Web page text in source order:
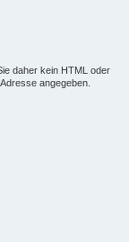
daher kein HTML oder
angegeben.